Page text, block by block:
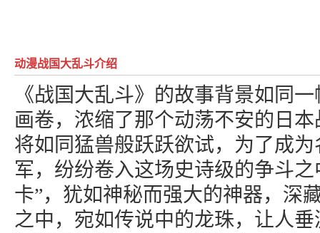
动漫战国大乱斗介绍
《战国大乱斗》的故事背景如同
画卷，浓缩了那个动荡不安的日
将如同猛兽般跃跃欲试，为了成
军，纷纷卷入这场史诗级的争斗
卡”，犹如神秘而强大的神器，深
之中，宛如传说中的龙珠，让人